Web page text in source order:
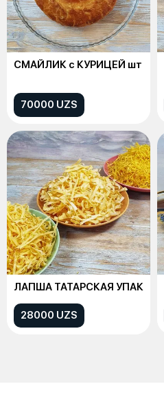
СМАЙЛИК с КУРИЦЕЙ шт
70000 UZS
ЛАПША ТАТАРСКАЯ УПАК
28000 UZS